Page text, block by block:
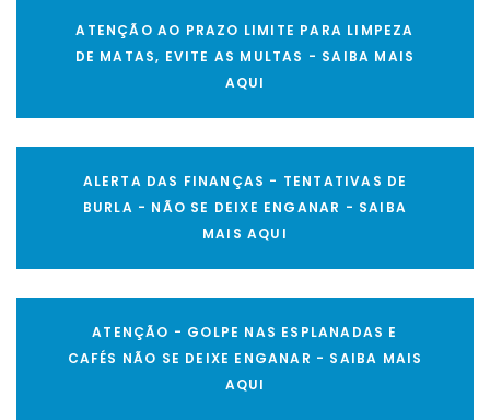
ATENÇÃO AO PRAZO LIMITE PARA LIMPEZA
DE MATAS, EVITE AS MULTAS - SAIBA MAIS
AQUI
ALERTA DAS FINANÇAS - TENTATIVAS DE
BURLA - NÃO SE DEIXE ENGANAR - SAIBA
MAIS AQUI
ATENÇÃO - GOLPE NAS ESPLANADAS E
CAFÉS NÃO SE DEIXE ENGANAR - SAIBA MAIS
AQUI